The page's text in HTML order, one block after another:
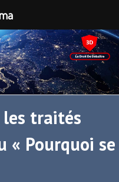
les traités
« Pourquoi se